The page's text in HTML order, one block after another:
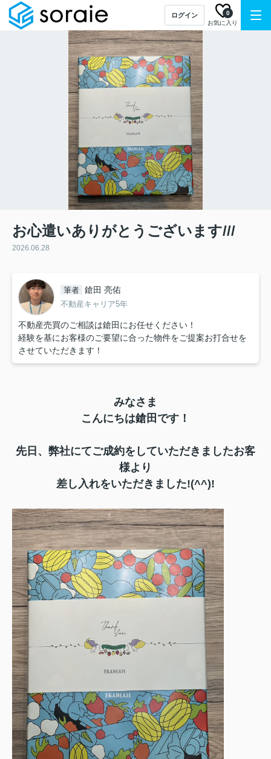
ログイン
お気に入り
0
お心遣いありがとうございます///
2026.06.28
筆者 鎗田 亮佑
不動産キャリア5年
不動産売買のご相談は鎗田にお任せください！
経験を基にお客様のご要望に合った物件をご提案お打合せを
させていただきます！
みなさま
こんにちは鎗田です！
先日、弊社にてご成約をしていただきましたお客
様より
差し入れをいただきました!(^^)!